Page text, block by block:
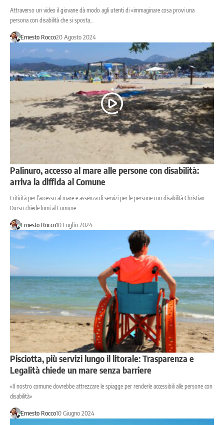
Attraverso un video il giovane dà modo agli utenti di «immaginare cosa provi una
persona con disabilità che si sposta…
Ernesto Rocco20 Agosto 2024
Palinuro, accesso al mare alle persone con disabilità:
arriva la diffida al Comune
Criticità per l'accesso al mare e assenza di servizi per le persone con disabilità Christian
Durso chiede lumi al Comune…
Ernesto Rocco10 Luglio 2024
Pisciotta, più servizi lungo il litorale: Trasparenza e
Legalità chiede un mare senza barriere
«Il nostro comune dovrebbe attrezzare le spiagge per renderle accessibili alle persone con
disabilità»
Ernesto Rocco10 Giugno 2024